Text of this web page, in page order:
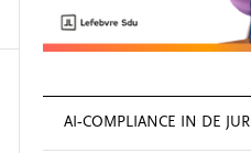
AI‑COMPLIANCE IN DE